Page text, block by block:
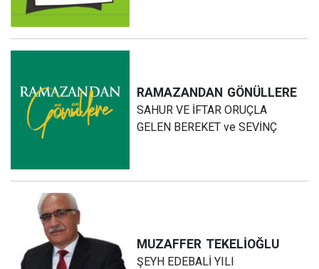
RAMAZANDAN GÖNÜLLERE
SAHUR VE İFTAR ORUÇLA
GELEN BEREKET ve SEVİNÇ
MUZAFFER TEKELİOĞLU
ŞEYH EDEBALİ YILI